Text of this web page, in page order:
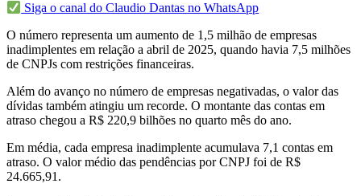
Siga o canal do Claudio Dantas no WhatsApp
O número representa um aumento de 1,5 milhão de empresas
inadimplentes em relação a abril de 2025, quando havia 7,5 milhões
de CNPJs com restrições financeiras.
Além do avanço no número de empresas negativadas, o valor das
dívidas também atingiu um recorde. O montante das contas em
atraso chegou a R$ 220,9 bilhões no quarto mês do ano.
Em média, cada empresa inadimplente acumulava 7,1 contas em
atraso. O valor médio das pendências por CNPJ foi de R$
24.665,91.